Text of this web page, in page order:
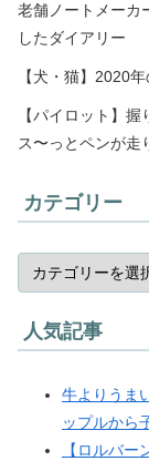
老舗ノートメーカ
したダイアリー
【犬・猫】2020
【パイロット】
ス〜っとペンが走
カテゴリー
人気記事
牛よりうま
ップルから
【ロルバー